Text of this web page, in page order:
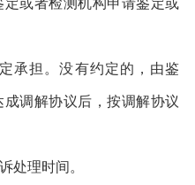
承担。没有约定的，由鉴
调解协议后，按调解协议
投诉处理时间。